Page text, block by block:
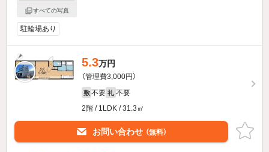
すべての写真
駐輪場あり
5.3万円
（管理費3,000円）
敷 不要 礼 不要
2階 / 1LDK / 31.3㎡
お問い合わせ （無料）